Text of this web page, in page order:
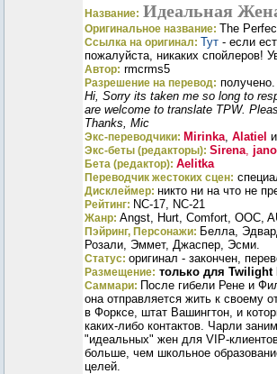
Название: Идеальная
Оригинальное название: The
Ссылка на оригинал: Тут - если
пожалуйста, никаких спойлеров!
Автор: rmcrms5
Разрешение на перевод: получено.
Hi, Sorry its taken me so long to
are welcome to translate TPW.
Thanks, Mic
Экс-переводчики: Mirinka, Alatiel и
Экс-беты (редакторы): Sirena,
Бета (редактор): Aelitka
Переводчик жестоких сцен:
Дисклеймер: никто ни на что не
Рейтинг: NC-17, NC-21
Жанр: Angst, Hurt, Comfort, OOC,
Пэйринг, Персонажи: Белла,
Розали, Эммет, Джаспер, Эсми.
Статус: оригинал - закончен,
Размещение: только для Twilight
Саммари: После гибели Рене и
она отправляется жить к своему
в Форксе, штат Вашингтон, и
каких-либо контактов. Чарли
"идеальных" жен для VIP-
больше, чем школьное
целей.